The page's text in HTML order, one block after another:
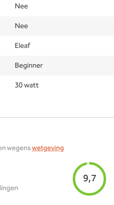
Nee
Nee
Eleaf
Beginner
30 watt
wegenswetgeving
9,7